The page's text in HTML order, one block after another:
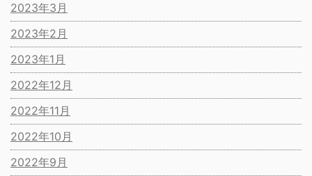
2023年3月
2023年2月
2023年1月
2022年12月
2022年11月
2022年10月
2022年9月